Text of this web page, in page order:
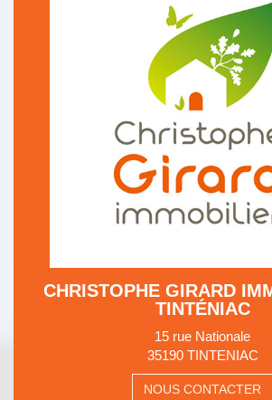
CHRISTOPHE GIRARD
TINTÉNIAC
15 rue Nationale
35190 TINTENIAC
NOUS CONTACTER